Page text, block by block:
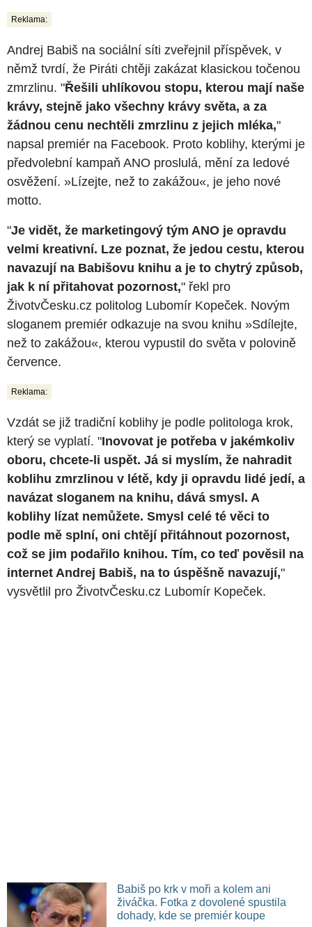
Reklama:
Andrej Babiš na sociální síti zveřejnil příspěvek, v
němž tvrdí, že Piráti chtěji zakázat klasickou točenou
zmrzlinu. "Řešili uhlíkovou stopu, kterou mají naše
krávy, stejně jako všechny krávy světa, a za
žádnou cenu nechtěli zmrzlinu z jejich mléka,"
napsal premiér na Facebook. Proto koblihy, kterými je
předvolební kampaň ANO proslulá, mění za ledové
osvěžení. »Lízejte, než to zakážou«, je jeho nové
motto.
"Je vidět, že marketingový tým ANO je opravdu
velmi kreativní. Lze poznat, že jedou cestu, kterou
navazují na Babišovu knihu a je to chytrý způsob,
jak k ní přitahovat pozornost," řekl pro
ŽivotvČesku.cz politolog Lubomír Kopeček. Novým
sloganem premiér odkazuje na svou knihu »Sdílejte,
než to zakážou«, kterou vypustil do světa v polovině
července.
Reklama:
Vzdát se již tradiční koblihy je podle politologa krok,
který se vyplatí. "Inovovat je potřeba v jakémkoliv
oboru, chcete-li uspět. Já si myslím, že nahradit
koblihu zmrzlinou v létě, kdy ji opravdu lidé jedí, a
navázat sloganem na knihu, dává smysl. A
koblihy lízat nemůžete. Smysl celé té věci to
podle mě splní, oni chtějí přitáhnout pozornost,
což se jim podařilo knihou. Tím, co teď pověsil na
internet Andrej Babiš, na to úspěšně navazují,"
vysvětlil pro ŽivotvČesku.cz Lubomír Kopeček.
Babiš po krk v moři a kolem ani
živáčka. Fotka z dovolené spustila
dohady, kde se premiér koupe